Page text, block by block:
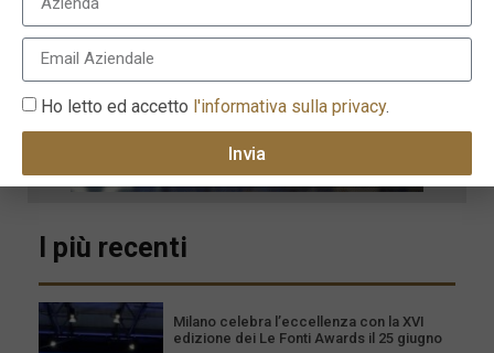
I più recenti
Milano celebra l’eccellenza con la XVI
edizione dei Le Fonti Awards il 25 giugno
Ho letto ed accetto l'informativa sulla privacy.
Invia